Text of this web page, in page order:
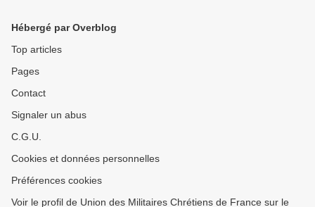
Hébergé par Overblog
Top articles
Pages
Contact
Signaler un abus
C.G.U.
Cookies et données personnelles
Préférences cookies
Voir le profil de Union des Militaires Chrétiens de France sur le